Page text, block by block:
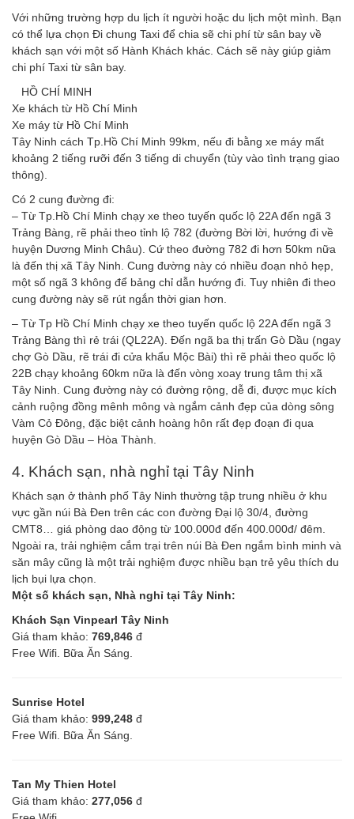
Với những trường hợp du lịch ít người hoặc du lịch một mình. Bạn
có thể lựa chọn Đi chung Taxi để chia sẽ chi phí từ sân bay về
khách sạn với một số Hành Khách khác. Cách sẽ này giúp giảm
chi phí Taxi từ sân bay.
HỒ CHÍ MINH
Xe khách từ Hồ Chí Minh
Xe máy từ Hồ Chí Minh
Tây Ninh cách Tp.Hồ Chí Minh 99km, nếu đi bằng xe máy mất
khoảng 2 tiếng rưỡi đến 3 tiếng di chuyển (tùy vào tình trạng giao
thông).
Có 2 cung đường đi:
– Từ Tp.Hồ Chí Minh chạy xe theo tuyến quốc lộ 22A đến ngã 3
Trảng Bàng, rẽ phải theo tỉnh lộ 782 (đường Bời lời, hướng đi về
huyện Dương Minh Châu). Cứ theo đường 782 đi hơn 50km nữa
là đến thị xã Tây Ninh. Cung đường này có nhiều đoạn nhỏ hẹp,
một số ngã 3 không để bảng chỉ dẫn hướng đi. Tuy nhiên đi theo
cung đường này sẽ rút ngắn thời gian hơn.
– Từ Tp Hồ Chí Minh chạy xe theo tuyến quốc lộ 22A đến ngã 3
Trảng Bàng thì rẻ trái (QL22A). Đến ngã ba thị trấn Gò Dầu (ngay
chợ Gò Dầu, rẽ trái đi cửa khẩu Mộc Bài) thì rẽ phải theo quốc lộ
22B chạy khoảng 60km nữa là đến vòng xoay trung tâm thị xã
Tây Ninh. Cung đường này có đường rộng, dễ đi, được mục kích
cảnh ruộng đồng mênh mông và ngắm cảnh đẹp của dòng sông
Vàm Cỏ Đông, đặc biệt cảnh hoàng hôn rất đẹp đoạn đi qua
huyện Gò Dầu – Hòa Thành.
4. Khách sạn, nhà nghỉ tại Tây Ninh
Khách sạn ở thành phố Tây Ninh thường tập trung nhiều ở khu
vực gần núi Bà Đen trên các con đường Đại lộ 30/4, đường
CMT8… giá phòng dao động từ 100.000đ đến 400.000đ/ đêm.
Ngoài ra, trải nghiệm cắm trại trên núi Bà Đen ngắm bình minh và
săn mây cũng là một trải nghiệm được nhiều bạn trẻ yêu thích du
lịch bụi lựa chọn.
Một số khách sạn, Nhà nghỉ tại Tây Ninh:
Khách Sạn Vinpearl Tây Ninh
Giá tham khảo: 769,846 đ
Free Wifi. Bữa Ăn Sáng.
Sunrise Hotel
Giá tham khảo: 999,248 đ
Free Wifi. Bữa Ăn Sáng.
Tan My Thien Hotel
Giá tham khảo: 277,056 đ